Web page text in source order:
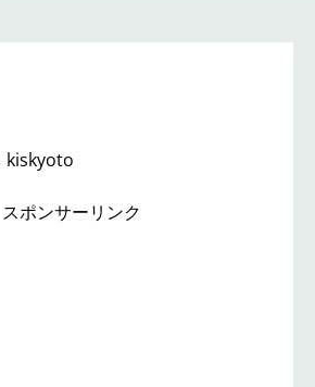
kiskyoto
スポンサーリンク